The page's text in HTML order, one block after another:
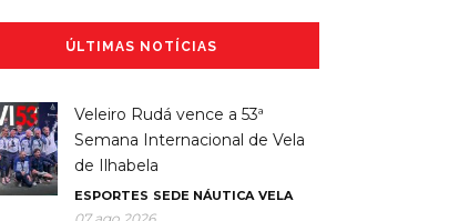
ÚLTIMAS NOTÍCIAS
Veleiro Rudá vence a 53ª
Semana Internacional de Vela
de Ilhabela
ESPORTES SEDE NÁUTICA VELA